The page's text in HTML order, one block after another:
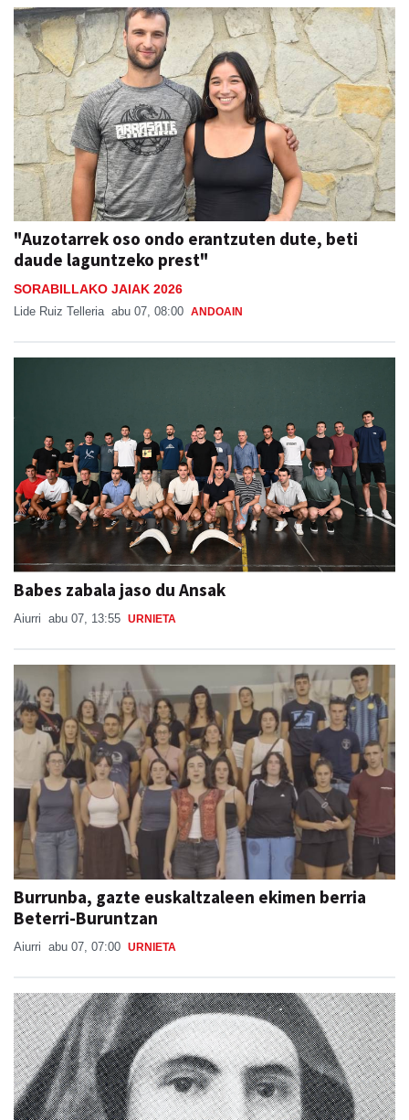
"Auzotarrek oso ondo erantzuten dute, beti
daude laguntzeko prest"
SORABILLAKO JAIAK 2026
Lide Ruiz Telleria abu 07, 08:00 ANDOAIN
Babes zabala jaso du Ansak
Aiurri abu 07, 13:55 URNIETA
Burrunba, gazte euskaltzaleen ekimen berria
Beterri-Buruntzan
Aiurri abu 07, 07:00 URNIETA